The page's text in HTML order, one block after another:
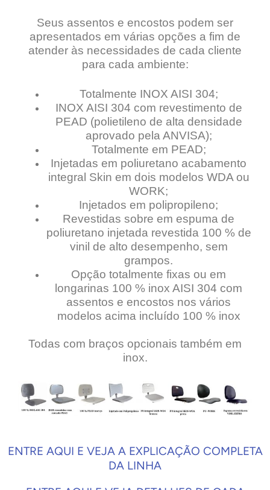
Seus assentos e encostos podem ser
apresentados em várias opções a fim de
atender às necessidades de cada cliente
para cada ambiente:
Totalmente INOX AISI 304;
INOX AISI 304 com revestimento de
PEAD (polietileno de alta densidade
aprovado pela ANVISA);
Totalmente em PEAD;
Injetadas em poliuretano acabamento
integral Skin em dois modelos WDA ou
WORK;
Injetados em polipropileno;
Revestidas sobre em espuma de
poliuretano injetada revestida 100 % de
vinil de alto desempenho, sem
grampos.
Opção totalmente fixas ou em
longarinas 100 % inox AISI 304 com
assentos e encostos nos vários
modelos acima incluído 100 % inox
Todas com braços opcionais também em
inox.
ENTRE AQUI E VEJA A EXPLICAÇÃO COMPLETA
DA LINHA